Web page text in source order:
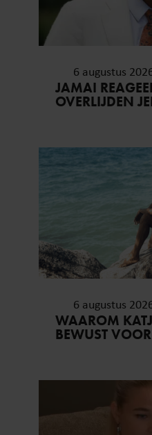
6 augustus
JAMAI
OVERLIJDEN
6 augustus
WAAROM
BEWUST